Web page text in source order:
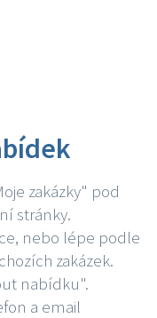
zakázky" pod
stránky.
nebo lépe podle
zakázek.
nabídku".
a email